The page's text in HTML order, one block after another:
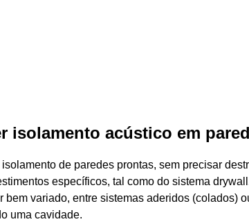
isolamento acústico em
de paredes prontas, sem precisar
específicos, tal como do sistema
bem variado, entre sistemas aderidos (colados)
uma cavidade.